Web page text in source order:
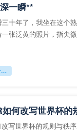
一瞬**
十年了，我坐在这个
张泛黄的照片，指尖
情深一瞬**
何改写世界杯的
写世界杯的规则与秩